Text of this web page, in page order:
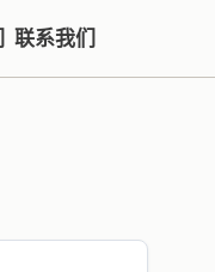
联系我们